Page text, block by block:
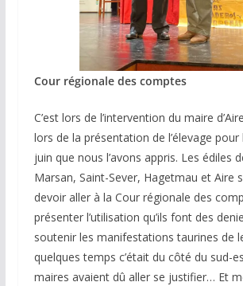
Cour régionale des comptes
C’est lors de l’intervention du maire
lors de la présentation de l’élevage pour
juin que nous l’avons appris. Les édiles
Marsan, Saint-Sever, Hagetmau et Aire
devoir aller à la Cour régionale des
présenter l’utilisation qu’ils font des
soutenir les manifestations taurines de
quelques temps c’était du côté du sud-
maires avaient dû aller se justifier… Et